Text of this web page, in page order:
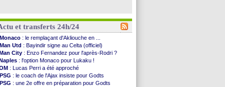
et transferts 24h/24
Monaco : le remplaçant d'Akliouche en ...
Man Utd : Bayindir signe au Celta (officiel)
City : Enzo Fernandez pour l'après-Rodri ?
: l'option Monaco pour Lukaku !
: Lucas Perri a été approché
PSG : le coach de l'Ajax insiste pour Godts
PSG : une 2e offre en préparation pour Godts